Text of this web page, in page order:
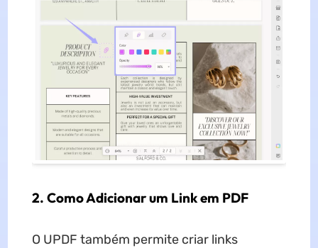
2. Como Adicionar um Link em PDF
O UPDF também permite criar links